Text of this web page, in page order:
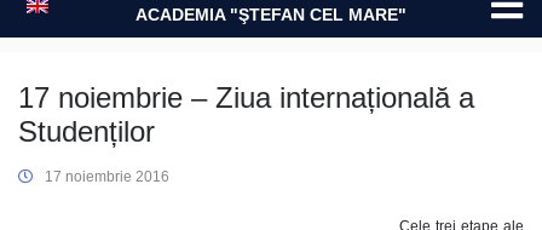
ACADEMIA "ŞTEFAN CEL MARE"
17 noiembrie – Ziua internațională a
Studenților
17 noiembrie 2016
Cele trei etape ale